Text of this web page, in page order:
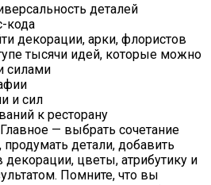
деталей
кода
декорации, арки, флористов
тысячи идей, которые можно
силами
и сил
к ресторану
— выбрать сочетание
детали, добавить
цветы, атрибутику и
Помните, что вы